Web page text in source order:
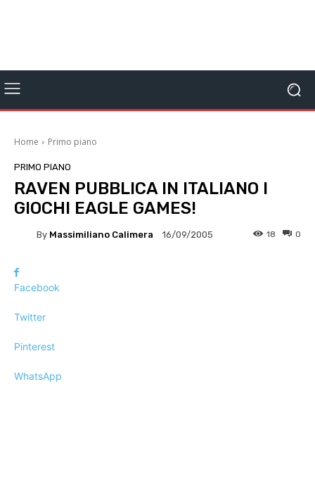
Home Primo piano
PRIMO PIANO
RAVEN PUBBLICA IN ITALIANO I
GIOCHI EAGLE GAMES!
By Massimiliano Calimera 16/09/2005 0
18
Facebook
Twitter
Pinterest
WhatsApp